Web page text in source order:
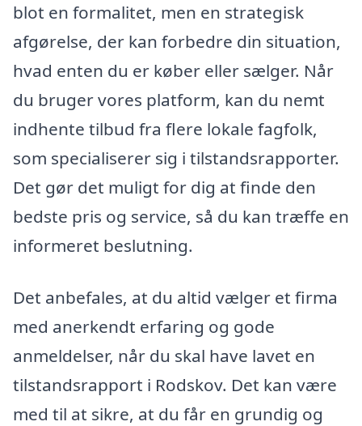
blot en formalitet, men en strategisk
afgørelse, der kan forbedre din situation,
hvad enten du er køber eller sælger. Når
du bruger vores platform, kan du nemt
indhente tilbud fra flere lokale fagfolk,
som specialiserer sig i tilstandsrapporter.
Det gør det muligt for dig at finde den
bedste pris og service, så du kan træffe en
informeret beslutning.
Det anbefales, at du altid vælger et firma
med anerkendt erfaring og gode
anmeldelser, når du skal have lavet en
tilstandsrapport i Rodskov. Det kan være
med til at sikre, at du får en grundig og